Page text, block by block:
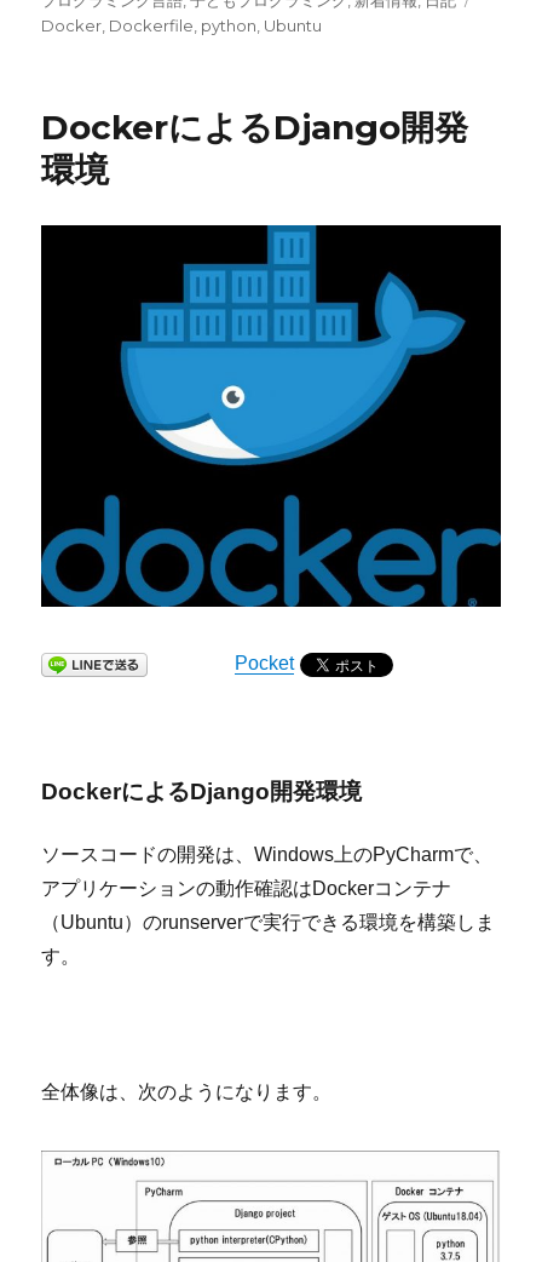
リ
Docker Dockerfile python Ubuntu
DockerによるDjango開発
環境
Pocket
DockerによるDjango開発環境
ソースコードの開発は、Windows 上のPyCharmで、
アプリケーションの動作確認はDockerコンテナ
（Ubuntu）のrunserverで実行できる環境を構築しま
す。
全体像は、次のようになります。